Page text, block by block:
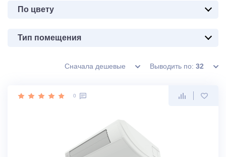
По цвету
Тип помещения
Сначала дешевые Выводить по: 32
0